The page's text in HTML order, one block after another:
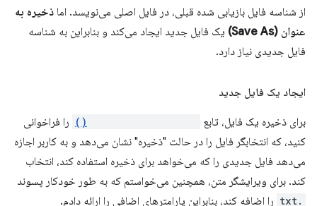
از شناسه فایل بازیابی شده قبلی، در فایل اصلی می‌نویسد. اما ذخیره به
عنوان (Save As)
یک فایل جدید ایجاد می‌کند و بنابراین به شناسه
فایل جدیدی نیاز دارد.
ایجاد یک فایل جدید
برای ذخیره یک فایل، تابع
را فراخوانی
کنید، که انتخابگر فایل را در حالت "ذخیره" نشان می‌دهد و به کاربر اجازه
می‌دهد فایل جدیدی را که می‌خواهد برای ذخیره استفاده کند، انتخاب
کند. برای ویرایشگر متن، همچنین می‌خواستم که به طور خودکار پسوند
.txt را اضافه کند، بنابراین پارامترهای اضافی را ارائه دادم.